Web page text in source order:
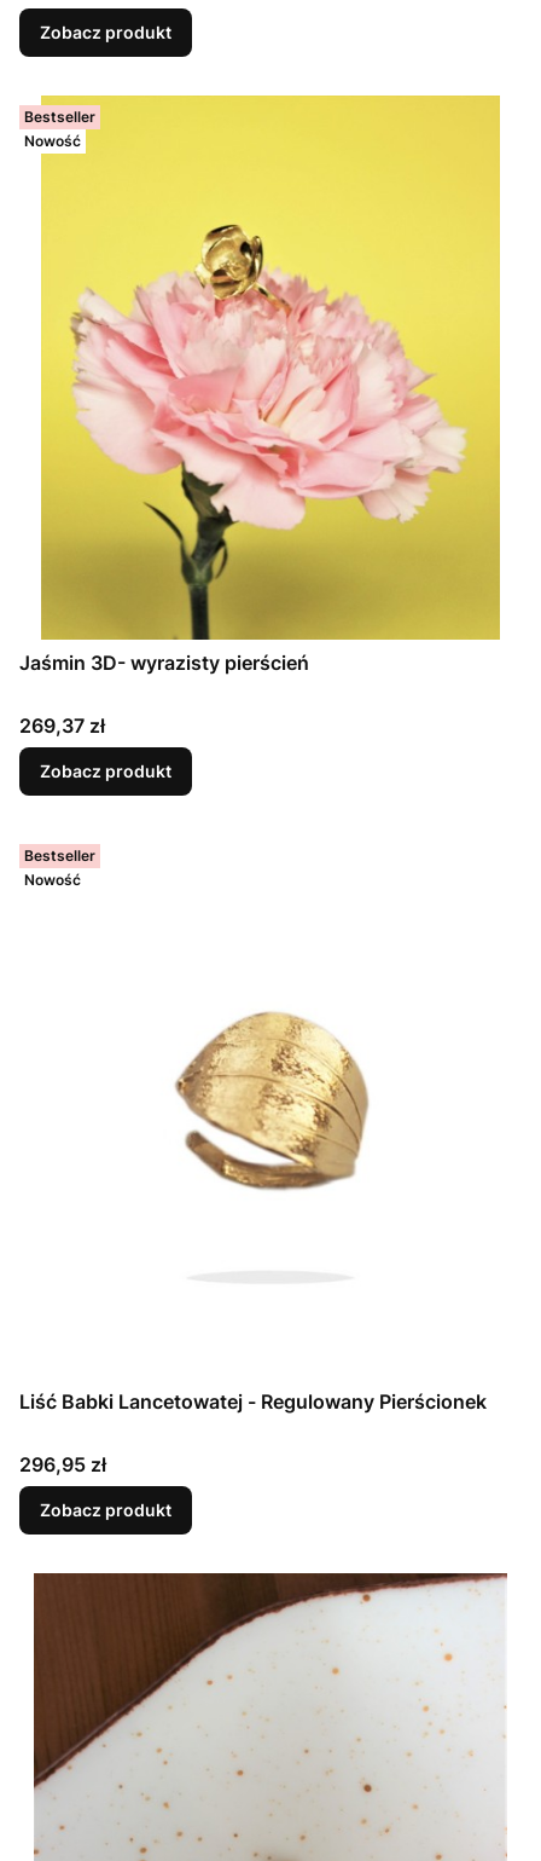
Zobacz produkt
Bestseller
Nowość
Jaśmin 3D- wyrazisty pierścień
Cena
269,37 zł
Zobacz produkt
Bestseller
Nowość
Liść Babki Lancetowatej - Regulowany Pierścionek
Cena
296,95 zł
Zobacz produkt